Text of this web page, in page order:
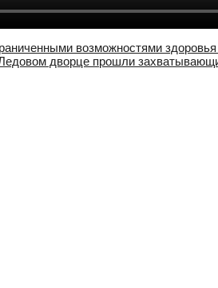
возможностями
дворце прошли